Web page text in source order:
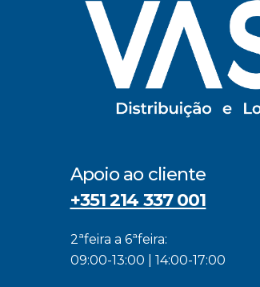
Apoio ao cliente
+351 214 337 001
2ªfeira a 6ªfeira:
09:00-13:00 | 14:00-17:00